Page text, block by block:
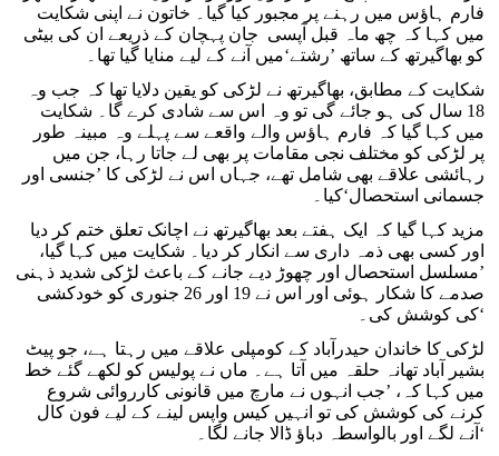
فارم ہاؤس میں رہنے پر مجبور کیا گیا۔ خاتون نے اپنی شکایت
میں کہا کہ چھ ماہ قبل آپسی جان پہچان کے ذریعے ان کی بیٹی
کو بھاگیرتھ کے ساتھ ’رشتے‘میں آنے کے لیے منایا گیا تھا۔
شکایت کے مطابق، بھاگیرتھ نے لڑکی کو یقین دلایا تھا کہ جب وہ
18 سال کی ہو جائے گی تو وہ اس سے شادی کرے گا۔ شکایت
میں کہا گیا کہ فارم ہاؤس والے واقعے سے پہلے وہ مبینہ طور
پر لڑکی کو مختلف نجی مقامات پر بھی لے جاتا رہا، جن میں
رہائشی علاقے بھی شامل تھے، جہاں اس نے لڑکی کا ’جنسی اور
جسمانی استحصال‘کیا۔
مزید کہا گیا کہ ایک ہفتے بعد بھاگیرتھ نے اچانک تعلق ختم کر دیا
اور کسی بھی ذمہ داری سے انکار کر دیا۔ شکایت میں کہا گیا،
’مسلسل استحصال اور چھوڑ دیے جانے کے باعث لڑکی شدید ذہنی
صدمے کا شکار ہوئی اور اس نے 19 اور 26 جنوری کو خودکشی
کی کوشش کی۔‘
لڑکی کا خاندان حیدرآباد کے کومپلی علاقے میں رہتا ہے، جو پیٹ
بشیر آباد تھانہ حلقہ میں آتا ہے۔ ماں نے پولیس کو لکھے گئے خط
میں کہا کہ، ’جب انہوں نے مارچ میں قانونی کارروائی شروع
کرنے کی کوشش کی تو انہیں کیس واپس لینے کے لیے فون کال
آنے لگے اور بالواسطہ دباؤ ڈالا جانے لگا۔‘